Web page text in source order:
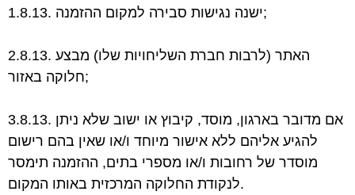
1.8.13. ישנה נגישות סבירה למקום ההזמנה;
2.8.13. האתר (לרבות חברת השליחויות שלו) מבצע
חלוקה באזור;
3.8.13. אם מדובר בארגון, מוסד, קיבוץ או ישוב שלא ניתן
להגיע אליהם ללא אישור מיוחד ו/או שאין בהם רישום
מוסדר של רחובות ו/או מספרי בתים, ההזמנה תימסר
לנקודת החלוקה המרכזיתבאותו המקום.